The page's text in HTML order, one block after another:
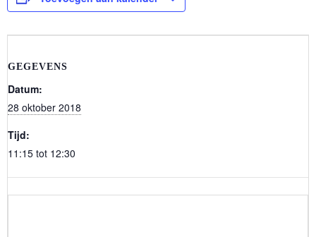
GEGEVENS
Datum:
28 oktober 2018
Tijd:
11:15 tot 12:30